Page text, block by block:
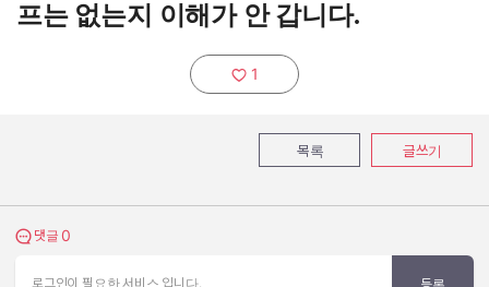
프는 없는지 이해가 안 갑니다.
추천하기:
1
목록 글쓰기
댓글 보기
댓글 0
로그인이 필요한 서비스 입니다. 등록